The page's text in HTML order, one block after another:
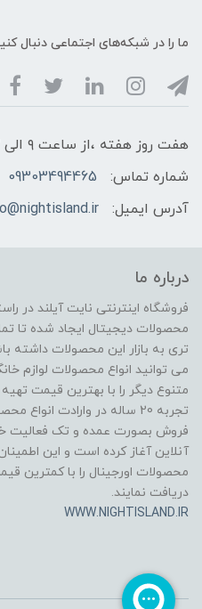
ما را در شبکه‌های اجتماعی دنبال
هفت روز هفته ،از ساعت ۹ الی ۲۲ پاسخگوی شما هستیم
شماره تماس:
09303494465
آدرس ایمیل:
درباره ما
فروشگاه اینترنتی نایت آیلند در
محصولات دیجیتال ایجاد شده تا
تری به بازار این محصولات داشته
می توانید انواع محصولات
متنوع دیگر را با بهترین قیمت
تجربه 20 ساله در وارادت
آنلاین آغاز کرده است و این اطمینان
محصولات اورجینال را با کمترین
دریافت نمایند.
WWW.NIGHTISLAND.IR